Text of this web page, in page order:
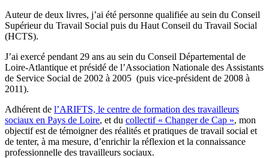
Auteur de deux livres, j’ai été personne qualifiée au sein du Conseil
Supérieur du Travail Social puis du Haut Conseil du Travail Social
(HCTS).
J’ai exercé pendant 29 ans au sein du Conseil Départemental de
Loire-Atlantique et présidé de l’Association Nationale des Assistants
de Service Social de 2002 à 2005 (puis vice-président de 2008 à
2011).
Adhérent de l’ARIFTS, le centre de formation des travailleurs
sociaux en Pays de Loire, et du collectif « Changer de Cap », mon
objectif est de témoigner des réalités et pratiques de travail social et
de tenter, à ma mesure, d’enrichir la réflexion et la connaissance
professionnelle des travailleurs sociaux.